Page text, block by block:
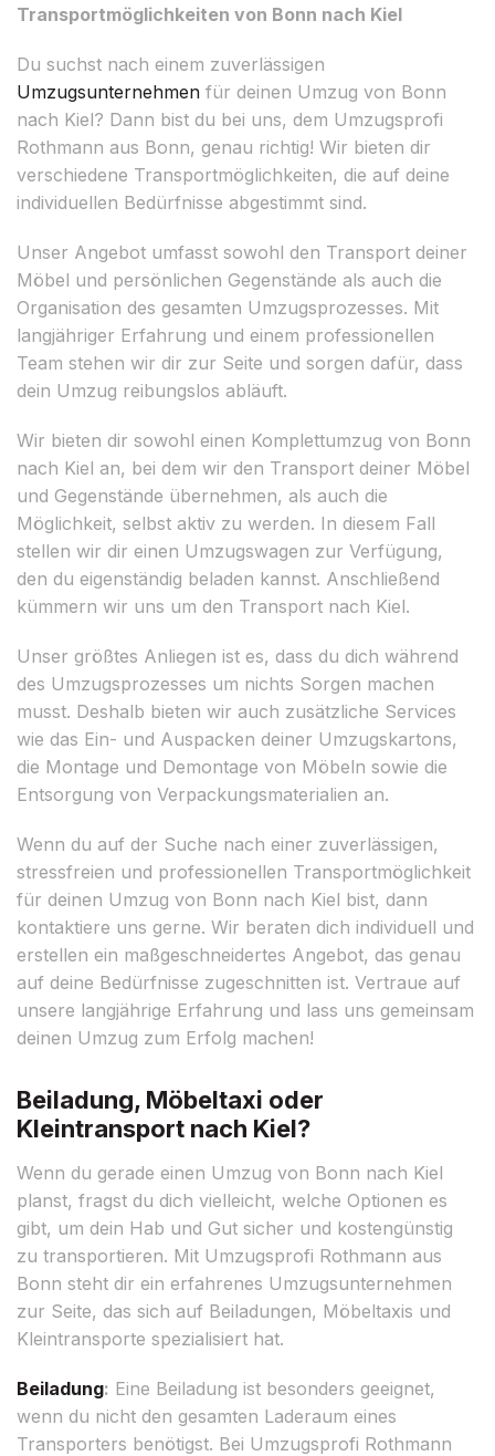
Transportmöglichkeiten von Bonn nach Kiel
Du suchst nach einem zuverlässigen
Umzugsunternehmen für deinen Umzug von Bonn
nach Kiel? Dann bist du bei uns, dem Umzugsprofi
Rothmann aus Bonn, genau richtig! Wir bieten dir
verschiedene Transportmöglichkeiten, die auf deine
individuellen Bedürfnisse abgestimmt sind.
Unser Angebot umfasst sowohl den Transport deiner
Möbel und persönlichen Gegenstände als auch die
Organisation des gesamten Umzugsprozesses. Mit
langjähriger Erfahrung und einem professionellen
Team stehen wir dir zur Seite und sorgen dafür, dass
dein Umzug reibungslos abläuft.
Wir bieten dir sowohl einen Komplettumzug von Bonn
nach Kiel an, bei dem wir den Transport deiner Möbel
und Gegenstände übernehmen, als auch die
Möglichkeit, selbst aktiv zu werden. In diesem Fall
stellen wir dir einen Umzugswagen zur Verfügung,
den du eigenständig beladen kannst. Anschließend
kümmern wir uns um den Transport nach Kiel.
Unser größtes Anliegen ist es, dass du dich während
des Umzugsprozesses um nichts Sorgen machen
musst. Deshalb bieten wir auch zusätzliche Services
wie das Ein- und Auspacken deiner Umzugskartons,
die Montage und Demontage von Möbeln sowie die
Entsorgung von Verpackungsmaterialien an.
Wenn du auf der Suche nach einer zuverlässigen,
stressfreien und professionellen Transportmöglichkeit
für deinen Umzug von Bonn nach Kiel bist, dann
kontaktiere uns gerne. Wir beraten dich individuell und
erstellen ein maßgeschneidertes Angebot, das genau
auf deine Bedürfnisse zugeschnitten ist. Vertraue auf
unsere langjährige Erfahrung und lass uns gemeinsam
deinen Umzug zum Erfolg machen!
Beiladung, Möbeltaxi oder
Kleintransport nach Kiel?
Wenn du gerade einen Umzug von Bonn nach Kiel
planst, fragst du dich vielleicht, welche Optionen es
gibt, um dein Hab und Gut sicher und kostengünstig
zu transportieren. Mit Umzugsprofi Rothmann aus
Bonn steht dir ein erfahrenes Umzugsunternehmen
zur Seite, das sich auf Beiladungen, Möbeltaxis und
Kleintransporte spezialisiert hat.
Beiladung: Eine Beiladung ist besonders geeignet,
wenn du nicht den gesamten Laderaum eines
Transporters benötigst. Bei Umzugsprofi Rothmann